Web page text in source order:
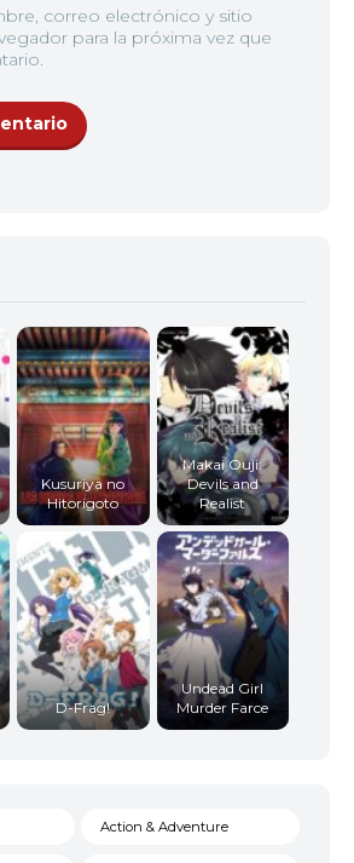
image.tmdb.org/t/p/w92/
image.tmdb.org/t/p/w92/
image.tmdb.org/t/p/w92/
correo electrónico y sitio
para la próxima vez que
Kusuriya no
Hitorigoto
Makai Ouji:
Devils and
Realist
D-Frag!
Undead Girl
Murder Farce
Action & Adventure